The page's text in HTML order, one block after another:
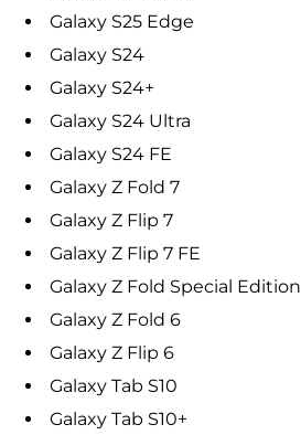
Galaxy S25 Edge
Galaxy S24
Galaxy S24+
Galaxy S24 Ultra
Galaxy S24 FE
Galaxy Z Fold 7
Galaxy Z Flip 7
Galaxy Z Flip 7 FE
Galaxy Z Fold Special Edition
Galaxy Z Fold 6
Galaxy Z Flip 6
Galaxy Tab S10
Galaxy Tab S10+